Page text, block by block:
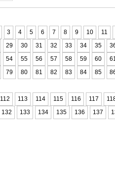
3 4 5 6 7 8 9 10 11
29 30 31 32 33 34 35
54 55 56 57 58 59 60
79 80 81 82 83 84 85
112 113 114 115 116 117
132 133 134 135 136 137